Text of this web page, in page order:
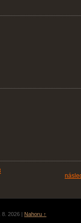
8. 2026 | Nahoru ↑